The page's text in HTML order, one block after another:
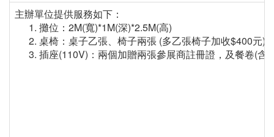
主辦單位提供服務如下：
攤位：2M(寬)*1M(深)*2.5M(高)
桌椅：桌子乙張、椅子兩張 (多乙張椅子加收$400元)
插座(110V)：兩個加贈兩張參展商註冊證，及餐卷(含